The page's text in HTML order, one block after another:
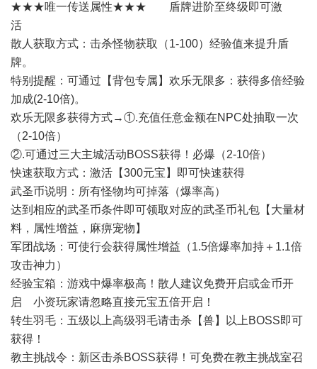
★★★唯一传送属性★★★ 盾牌进阶至终级即可激
活
散人获取方式：击杀怪物获取（1-100）经验值来提升盾
牌。
特别提醒：可通过【背包专属】欢乐无限多：获得多倍经验
加成(2-10倍)。
欢乐无限多获得方式→①.充值任意金额在NPC处抽取一次
（2-10倍）
②.可通过三大主城活动BOSS获得！必爆（2-10倍）
快速获取方式：激活【300元宝】即可快速获得
武圣币说明：所有怪物均可掉落（爆率高）
达到相应的武圣币条件即可领取对应的武圣币礼包【大量材
料，属性增益，麻痹宠物】
军团战场：可使行会获得属性增益（1.5倍爆率加持＋1.1倍
攻击神力）
经验宝箱：游戏中爆率极高！散人建议免费开启或金币开
启 小资玩家请忽略直接元宝五倍开启！
转生羽毛：五级以上高级羽毛请击杀【兽】以上BOSS即可
获得！
教主挑战令：新区击杀BOSS获得！可免费在教主挑战室召